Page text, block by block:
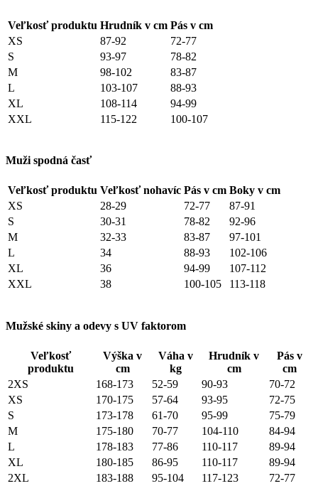
Veľkosť produktu Hrudník v cm Pás v cm
XS
87-92
72-77
S
93-97
78-82
M
98-102
83-87
L
103-107
88-93
XL
108-114
94-99
XXL
115-122 100-107
Muži spodná časť
Veľkosť produktu Veľkosť nohavíc Pás v cm Boky v cm
XS
28-29 72-77
87-91
S
30-31 78-82
92-96
M
32-33 83-87
97-101
L
34 88-93
102-106
XL
36 94-99
107-112
XXL
38 100-105 113-118
Mužské skiny a odevy s UV faktorom
Veľkosť
produktu
Výška v
cm
Váha v
kg
Hrudník v
cm
Pás v
cm
2XS
168-173 52-59 90-93
70-72
XS
170-175 57-64 93-95
72-75
S
173-178 61-70 95-99
75-79
M
175-180 70-77 104-110
84-94
L
178-183 77-86 110-117
89-94
XL
180-185 86-95 110-117
89-94
2XL
183-188 95-104 117-123
72-77